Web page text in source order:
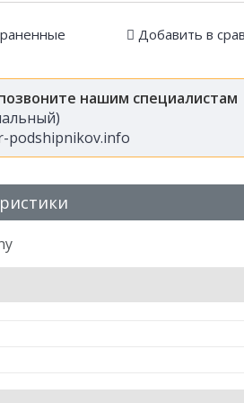
Добавить в
нашим специалистам
podshipnikov.info